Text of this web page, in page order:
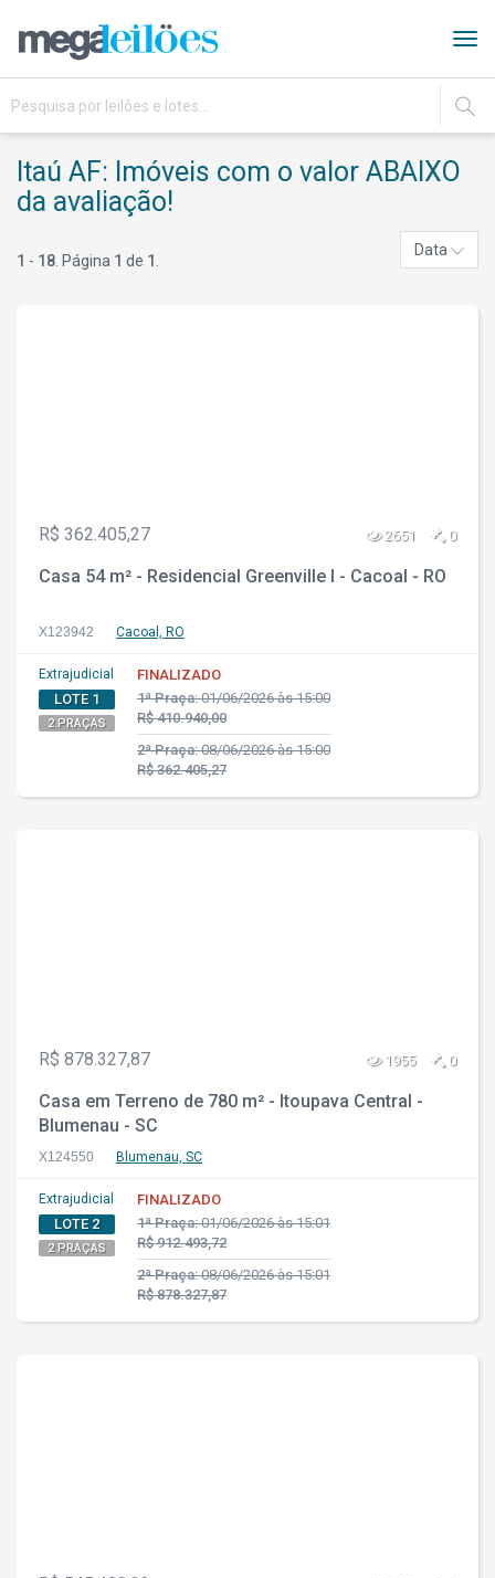
IR
Itaú AF: Imóveis com o valor ABAIXO
da avaliação!
1 - 18 . Página 1 de 1
Data
R$ 362.405,27 2651 0
Casa 54 m² - Residencial Greenville I - Cacoal - RO
X123942 Cacoal, RO
Extrajudicial
LOTE 1
2 PRAÇAS
FINALIZADO
1ª Praça:01/06/2026 às 15:00
R$ 410.940,00
2ª Praça:08/06/2026 às 15:00
R$ 362.405,27
R$ 878.327,87 1955 0
Casa em Terreno de 780 m² - Itoupava Central -
Blumenau - SC
X124550 Blumenau, SC
Extrajudicial
LOTE 2
2 PRAÇAS
FINALIZADO
1ª Praça:01/06/2026 às 15:01
R$ 912.493,72
2ª Praça:08/06/2026 às 15:01
R$ 878.327,87